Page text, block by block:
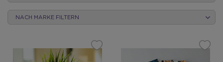
NACH MARKE FILTERN